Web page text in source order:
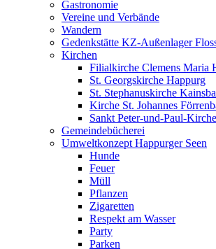
Gastronomie
Vereine und Verbände
Wandern
Gedenkstätte KZ-Außenlager
Kirchen
Filialkirche Clemens Maria
St. Georgskirche Happurg
St. Stephanuskirche
Kirche St. Johannes
Sankt Peter-und-Paul-
Gemeindebücherei
Umweltkonzept Happurger Seen
Hunde
Feuer
Müll
Pflanzen
Zigaretten
Respekt am Wasser
Party
Parken